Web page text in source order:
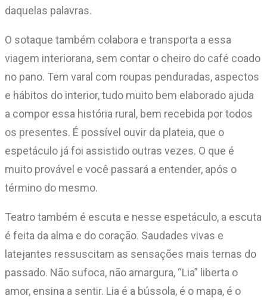
daquelas palavras.
O sotaque também colabora e transporta a essa
viagem interiorana, sem contar o cheiro do café coado
no pano. Tem varal com roupas penduradas, aspectos
e hábitos do interior, tudo muito bem elaborado ajuda
a compor essa história rural, bem recebida por todos
os presentes. É possível ouvir da plateia, que o
espetáculo já foi assistido outras vezes. O que é
muito provável e você passará a entender, após o
término do mesmo.
Teatro também é escuta e nesse espetáculo, a escuta
é feita da alma e do coração. Saudades vivas e
latejantes ressuscitam as sensações mais ternas do
passado. Não sufoca, não amargura, “Lia” liberta o
amor, ensina a sentir. Lia é a bússola, é o mapa, é o